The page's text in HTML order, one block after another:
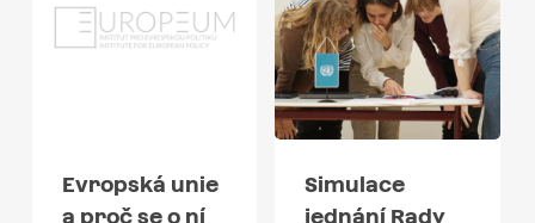
Evropská unie
a proč se o ní
Simulace
jednání Rady